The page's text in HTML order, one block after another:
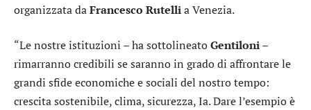
organizzata daFrancesco Rutellia Venezia.
“Le nostre istituzioni – ha sottolineatoGentiloni–
rimarranno credibili se saranno in grado di affrontare le
grandi sfide economiche e sociali del nostro tempo:
crescita sostenibile, clima, sicurezza, Ia. Dare l’esempio è